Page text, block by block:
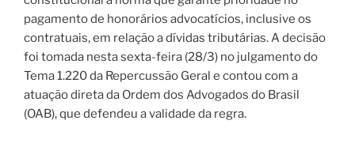
pagamento de honorários advocatícios, inclusive os
contratuais, em relação a dívidas tributárias. A decisão
foi tomada nesta sexta-feira (28/3) no julgamento do
Tema 1.220 da Repercussão Geral e contou com a
atuação direta da Ordem dos Advogados do Brasil
(OAB), que defendeu a validade da regra.